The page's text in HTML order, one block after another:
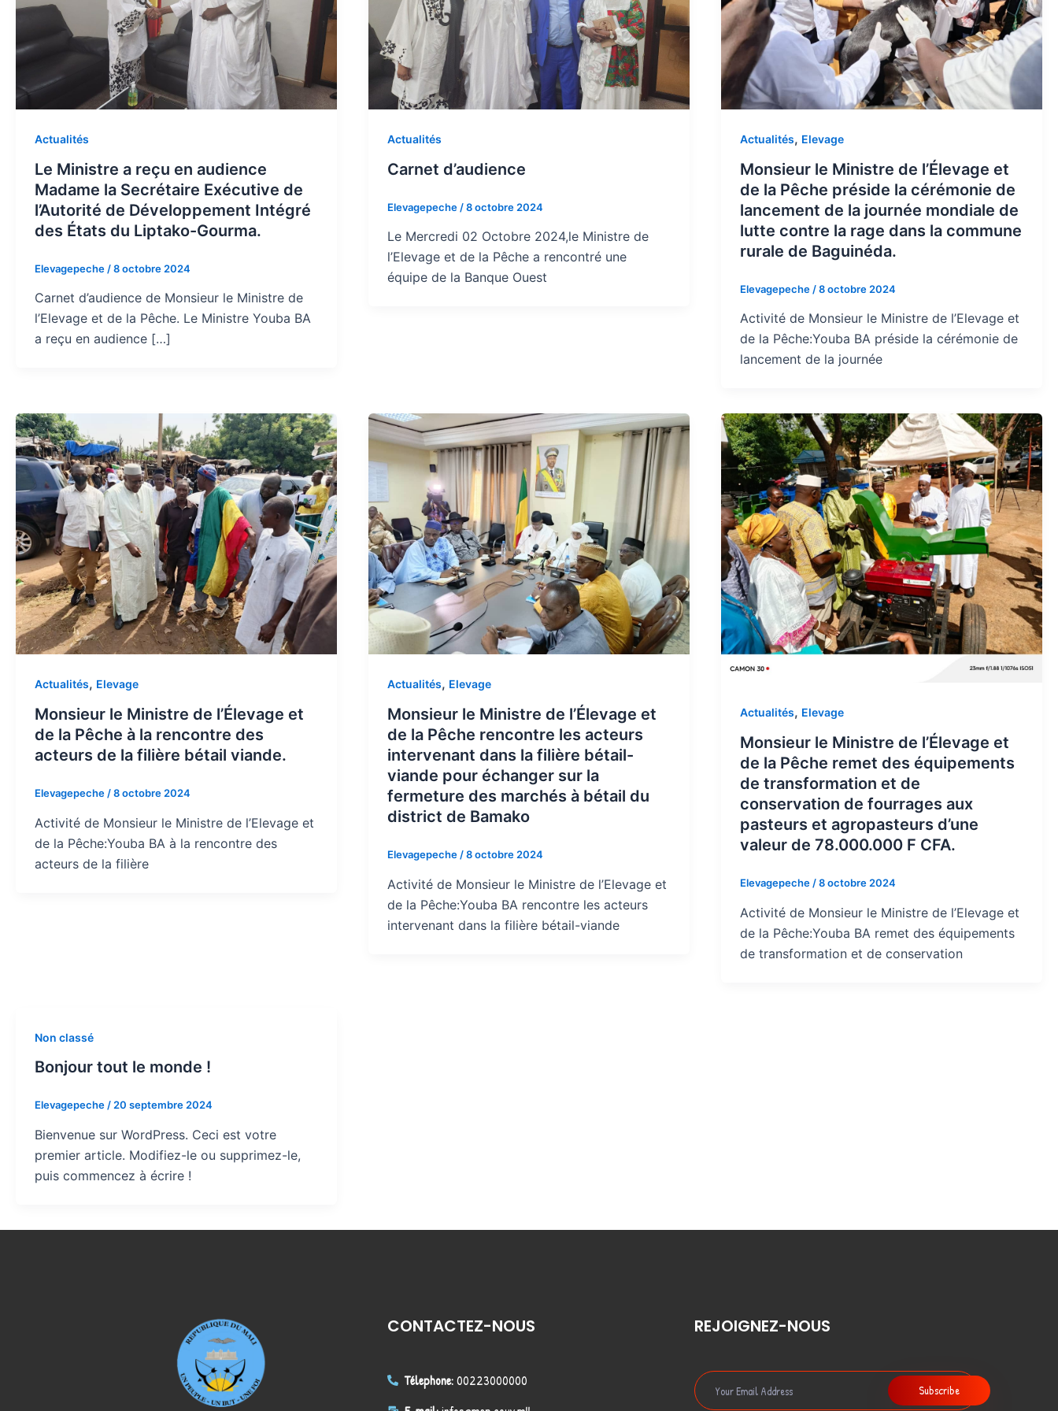
Actualités
Le Ministre a reçu en audience
Madame la Secrétaire Exécutive de
l’Autorité de Développement Intégré
des États du Liptako-Gourma.
Elevagepeche /8 octobre 2024
Carnet d’audience de Monsieur le Ministre de
l’Elevage et de la Pêche. Le Ministre Youba BA
a reçu en audience […]
Actualités
Carnet d’audience
Elevagepeche /8 octobre 2024
Le Mercredi 02 Octobre 2024,le Ministre de
l’Elevage et de la Pêche a rencontré une
équipe de la Banque Ouest
Actualités, Elevage
Monsieur le Ministre de l’Élevage et
de la Pêche préside la cérémonie de
lancement de la journée mondiale de
lutte contre la rage dans la commune
rurale de Baguinéda.
Elevagepeche /8 octobre 2024
Activité de Monsieur le Ministre de l’Elevage et
de la Pêche:Youba BA préside la cérémonie de
lancement de la journée
Actualités, Elevage
Monsieur le Ministre de l’Élevage et
de la Pêche à la rencontre des
acteurs de la filière bétail viande.
Elevagepeche/8 octobre 2024
Activité de Monsieur le Ministre de l’Elevage et
de la Pêche:Youba BA à la rencontre des
acteurs de la filière
Actualités, Elevage
Monsieur le Ministre de l’Élevage et
de la Pêche rencontre les acteurs
intervenant dans la filière bétail-
viande pour échanger sur la
fermeture des marchés à bétail du
district de Bamako
Elevagepeche/8 octobre 2024
Activité de Monsieur le Ministre de l’Elevage et
de la Pêche:Youba BA rencontre les acteurs
intervenant dans la filière bétail-viande
Actualités, Elevage
Monsieur le Ministre de l’Élevage et
de la Pêche remet des équipements
de transformation et de
conservation de fourrages aux
pasteurs et agropasteurs d’une
valeur de 78.000.000 F CFA.
Elevagepeche /8 octobre 2024
Activité de Monsieur le Ministre de l’Elevage et
de la Pêche:Youba BA remet des équipements
de transformation et de conservation
Non classé
Bonjour tout le monde !
Elevagepeche/20 septembre 2024
Bienvenue sur WordPress. Ceci est votre
premier article. Modifiez-le ou supprimez-le,
puis commencez à écrire !
CONTACTEZ-NOUS
Télephone:00223000000
REJOIGNEZ-NOUS
Subscribe